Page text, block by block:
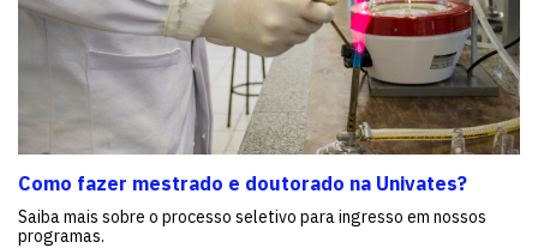
Como fazer mestrado e doutorado na Univates?
Saiba mais sobre o processo seletivo para ingresso em nossos
programas.